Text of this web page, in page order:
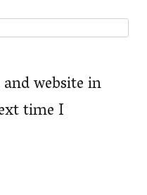
website in
time I